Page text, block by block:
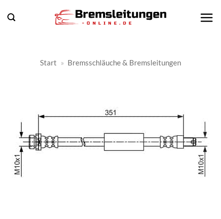
Inhalt
Start » Bremsschläuche & Bremsleitungen